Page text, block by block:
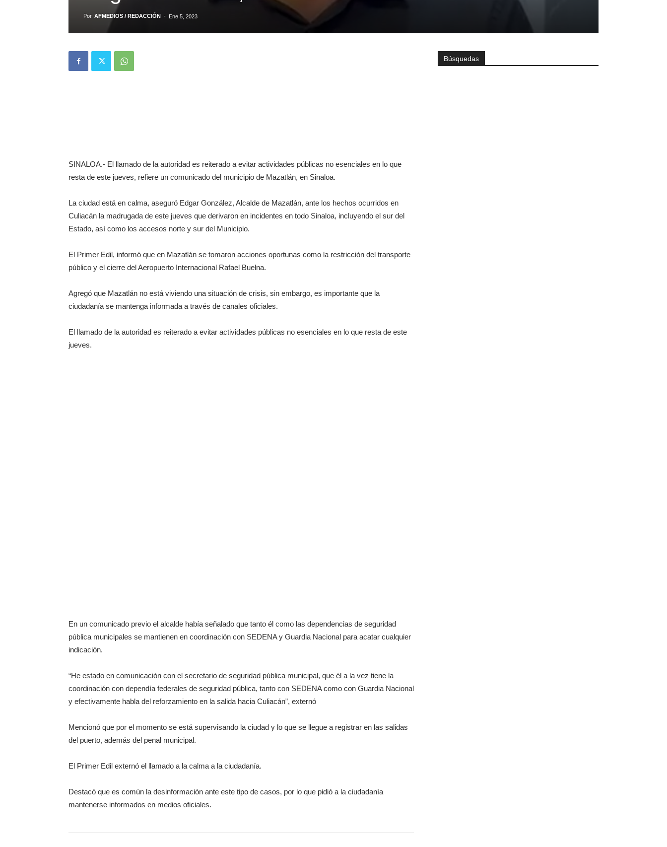
Por AFMEDIOS / REDACCIÓN - Ene 5, 2023
SINALOA.- El llamado de la autoridad es reiterado a evitar actividades públicas no esenciales en lo que
resta de este jueves, refiere un comunicado del municipio de Mazatlán, en Sinaloa.
La ciudad está en calma, aseguró Edgar González, Alcalde de Mazatlán, ante los hechos ocurridos en
Culiacán la madrugada de este jueves que derivaron en incidentes en todo Sinaloa, incluyendo el sur del
Estado, así como los accesos norte y sur del Municipio.
El Primer Edil, informó que en Mazatlán se tomaron acciones oportunas como la restricción del transporte
público y el cierre del Aeropuerto Internacional Rafael Buelna.
Agregó que Mazatlán no está viviendo una situación de crisis, sin embargo, es importante que la
ciudadanía se mantenga informada a través de canales oficiales.
El llamado de la autoridad es reiterado a evitar actividades públicas no esenciales en lo que resta de este
jueves.
En un comunicado previo el alcalde había señalado que tanto él como las dependencias de seguridad
pública municipales se mantienen en coordinación con SEDENA y Guardia Nacional para acatar cualquier
indicación.
“He estado en comunicación con el secretario de seguridad pública municipal, que él a la vez tiene la
coordinación con dependía federales de seguridad pública, tanto con SEDENA como con Guardia Nacional
y efectivamente habla del reforzamiento en la salida hacia Culiacán”, externó
Mencionó que por el momento se está supervisando la ciudad y lo que se llegue a registrar en las salidas
del puerto, además del penal municipal.
El Primer Edil externó el llamado a la calma a la ciudadanía.
Destacó que es común la desinformación ante este tipo de casos, por lo que pidió a la ciudadanía
mantenerse informados en medios oficiales.
Búsquedas